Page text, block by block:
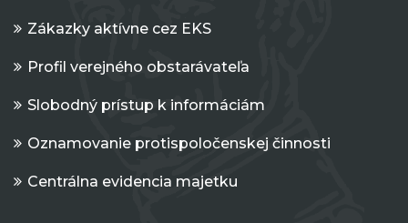
Zákazky aktívne cez EKS
Profil verejného obstarávateľa
Slobodný prístup k informáciám
Oznamovanie protispoločenskej činnosti
Centrálna evidencia majetku